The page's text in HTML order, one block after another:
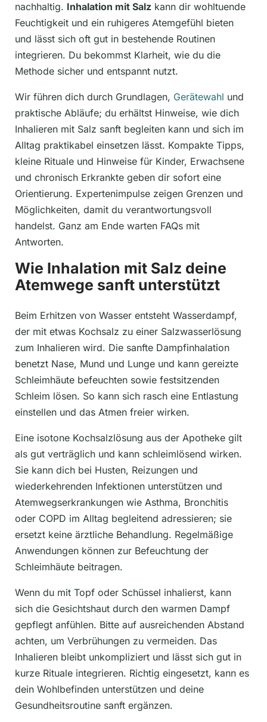
nachhaltig. Inhalation mit Salz kann dir wohltuende
Feuchtigkeit und ein ruhigeres Atemgefühl bieten
und lässt sich oft gut in bestehende Routinen
integrieren. Du bekommst Klarheit, wie du die
Methode sicher und entspannt nutzt.
Wir führen dich durch Grundlagen, Gerätewahl und
praktische Abläufe; du erhältst Hinweise, wie dich
Inhalieren mit Salz sanft begleiten kann und sich im
Alltag praktikabel einsetzen lässt. Kompakte Tipps,
kleine Rituale und Hinweise für Kinder, Erwachsene
und chronisch Erkrankte geben dir sofort eine
Orientierung. Expertenimpulse zeigen Grenzen und
Möglichkeiten, damit du verantwortungsvoll
handelst. Ganz am Ende warten FAQs mit
Antworten.
Wie Inhalation mit Salz deine
Atemwege sanft unterstützt
Beim Erhitzen von Wasser entsteht Wasserdampf,
der mit etwas Kochsalz zu einer Salzwasserlösung
zum Inhalieren wird. Die sanfte Dampfinhalation
benetzt Nase, Mund und Lunge und kann gereizte
Schleimhäute befeuchten sowie festsitzenden
Schleim lösen. So kann sich rasch eine Entlastung
einstellen und das Atmen freier wirken.
Eine isotone Kochsalzlösung aus der Apotheke gilt
als gut verträglich und kann schleimlösend wirken.
Sie kann dich bei Husten, Reizungen und
wiederkehrenden Infektionen unterstützen und
Atemwegserkrankungen wie Asthma, Bronchitis
oder COPD im Alltag begleitend adressieren; sie
ersetzt keine ärztliche Behandlung. Regelmäßige
Anwendungen können zur Befeuchtung der
Schleimhäute beitragen.
Wenn du mit Topf oder Schüssel inhalierst, kann
sich die Gesichtshaut durch den warmen Dampf
gepflegt anfühlen. Bitte auf ausreichenden Abstand
achten, um Verbrühungen zu vermeiden. Das
Inhalieren bleibt unkompliziert und lässt sich gut in
kurze Rituale integrieren. Richtig eingesetzt, kann es
dein Wohlbefinden unterstützen und deine
Gesundheitsroutine sanft ergänzen.